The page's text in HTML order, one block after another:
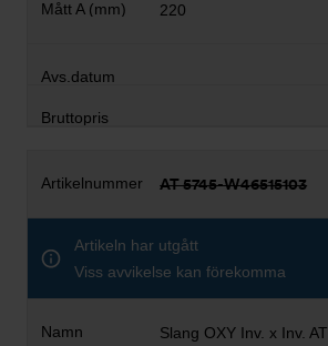
220
AT 5745-W46515103
Artikeln har utgått
Viss avvikelse kan förekomma
Slang OXY Inv. x Inv. AT